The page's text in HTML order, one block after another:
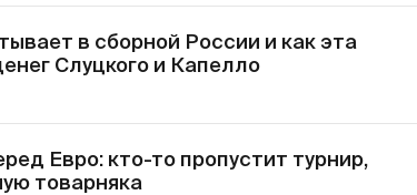
в сборной России и как эта
Слуцкого и Капелло
Евро: кто-то пропустит турнир,
товарняка